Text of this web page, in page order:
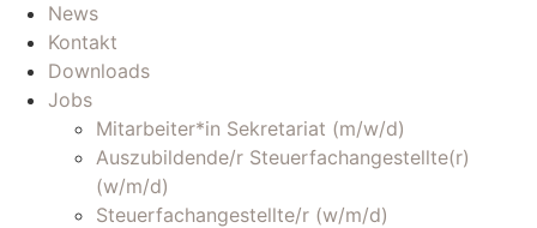
News
Kontakt
Downloads
Jobs
Mitarbeiter*in Sekretariat (m/w/d)
Auszubildende/r Steuerfachangestellte(r)
(w/m/d)
Steuerfachangestellte/r (w/m/d)